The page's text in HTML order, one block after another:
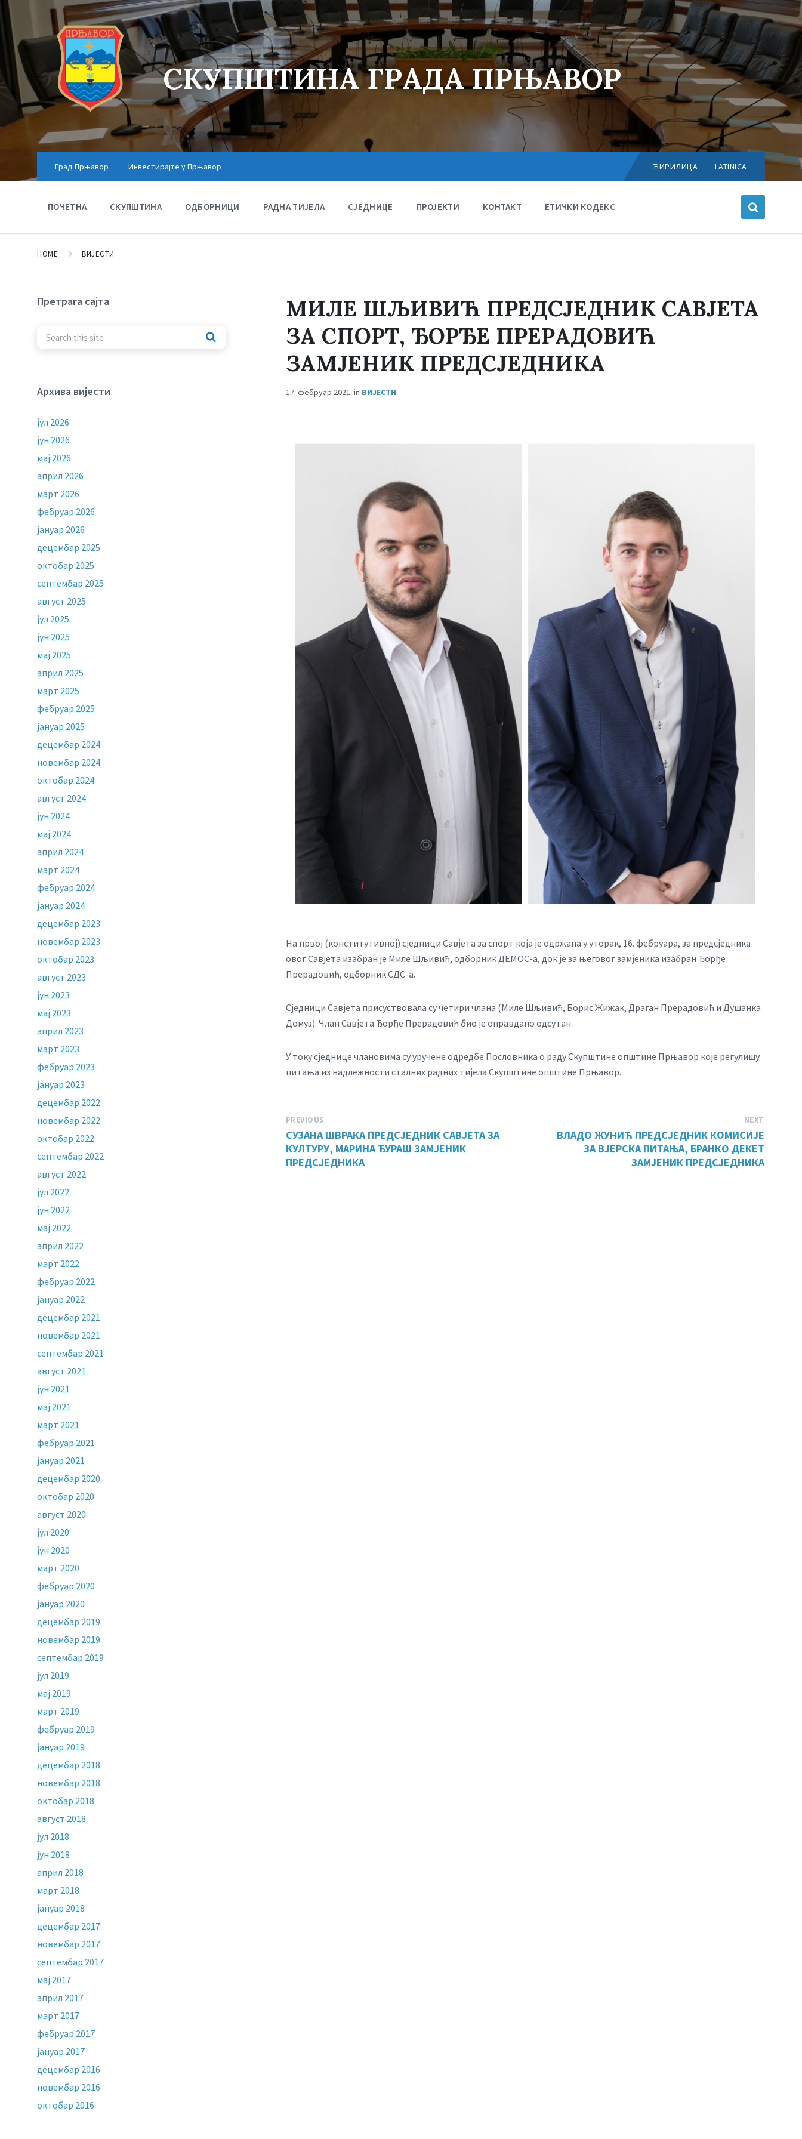
СКУПШТИНА ГРАДА ПРЊАВОР
Град Прњавор Инвестирајте у Прњавор
Choose
language:
ЋИРИЛИЦА LATINICA
ПОЧЕТНА СКУПШТИНА ОДБОРНИЦИ РАДНА ТИЈЕЛА СЈЕДНИЦЕ ПРОЈЕКТИ КОНТАКТ ЕТИЧКИ КОДЕКС
HOME ВИЈЕСТИ
МИЛЕ ШЉИВИЋ ПРЕДСЈЕДНИК САВЈЕТА
ЗА СПОРТ, ЂОРЂЕ ПРЕРАДОВИЋ
ЗАМЈЕНИК ПРЕДСЈЕДНИКА
17. фебруар 2021. in ВИЈЕСТИ
На првој (конститутивној) сједници Савјета за спорт која је одржана у уторак, 16. фебруара, за предсједника
овог Савјета изабран је Миле Шљивић, одборник ДЕМОС-а, док је за његовог замјеника изабран Ђорђе
Прерадовић, одборник СДС-а.
Сједници Савјета присуствовала су четири члана (Миле Шљивић, Борис Жижак, Драган Прерадовић и Душанка
Домуз). Члан Савјета Ђорђе Прерадовић био је оправдано одсутан.
У току сједнице члановима су уручене одредбе Пословника о раду Скупштине општине Прњавор које регулишу
питања из надлежности сталних радних тијела Скупштине општине Прњавор.
PREVIOUS
СУЗАНА ШВРАКА ПРЕДСЈЕДНИК САВЈЕТА ЗА
КУЛТУРУ, МАРИНА ЂУРАШ ЗАМЈЕНИК
ПРЕДСЈЕДНИКА
NEXT
ВЛАДО ЖУНИЋ ПРЕДСЈЕДНИК КОМИСИЈЕ
ЗА ВЈЕРСКА ПИТАЊА, БРАНКО ДЕКЕТ
ЗАМЈЕНИК ПРЕДСЈЕДНИКА
Претрага сајта
Архива вијести
јул 2026
јун 2026
мај 2026
април 2026
март 2026
фебруар 2026
јануар 2026
децембар 2025
октобар 2025
септембар 2025
август 2025
јул 2025
јун 2025
мај 2025
април 2025
март 2025
фебруар 2025
јануар 2025
децембар 2024
новембар 2024
октобар 2024
август 2024
јун 2024
мај 2024
април 2024
март 2024
фебруар 2024
јануар 2024
децембар 2023
новембар 2023
октобар 2023
август 2023
јун 2023
мај 2023
април 2023
март 2023
фебруар 2023
јануар 2023
децембар 2022
новембар 2022
октобар 2022
септембар 2022
август 2022
јул 2022
јун 2022
мај 2022
април 2022
март 2022
фебруар 2022
јануар 2022
децембар 2021
новембар 2021
септембар 2021
август 2021
јун 2021
мај 2021
март 2021
фебруар 2021
јануар 2021
децембар 2020
октобар 2020
август 2020
јул 2020
јун 2020
март 2020
фебруар 2020
јануар 2020
децембар 2019
новембар 2019
септембар 2019
јул 2019
мај 2019
март 2019
фебруар 2019
јануар 2019
децембар 2018
новембар 2018
октобар 2018
август 2018
јул 2018
јун 2018
април 2018
март 2018
јануар 2018
децембар 2017
новембар 2017
септембар 2017
мај 2017
април 2017
март 2017
фебруар 2017
јануар 2017
децембар 2016
новембар 2016
октобар 2016